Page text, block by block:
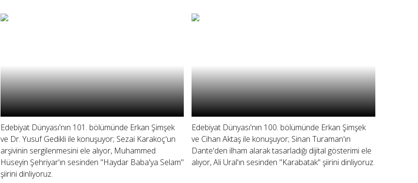
Edebiyat Dünyası'nın 101. bölümünde Erkan Şimşek
ve Dr. Yusuf Gedikli ile konuşuyor; Sezai Karakoç'un
arşivinin sergilenmesini ele alıyor, Muhammed
Hüseyin Şehriyar'ın sesinden "Haydar Baba'ya Selam"
şiirini dinliyoruz.
Edebiyat Dünyası'nın 100. bölümünde Erkan Şimşek
ve Cihan Aktaş ile konuşuyor; Sinan Turaman'ın
Dante'den ilham alarak tasarladığı dijital gösterimi ele
alıyor, Ali Ural'ın sesinden "Karabatak" şiirini dinliyoruz.